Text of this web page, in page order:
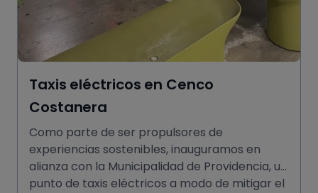
Taxis eléctricos en Cenco
Costanera
Como parte de ser propulsores de
experiencias sostenibles, inauguramos en
alianza con la Municipalidad de Providencia, un
punto de taxis eléctricos a modo de mitigar el